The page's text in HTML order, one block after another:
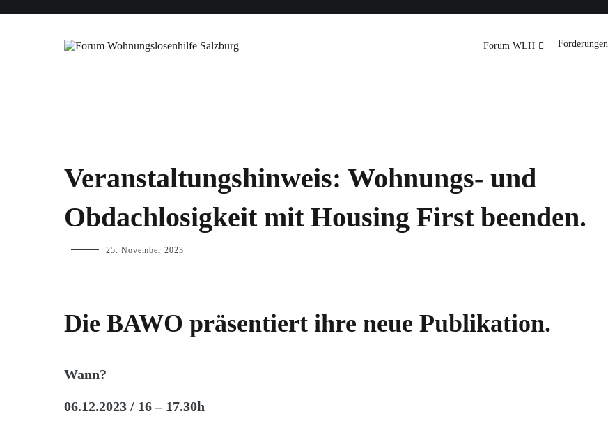
Inhalt
Forum WLH Forderungen
Forum WLH Forderungen Blog Veranstaltungen Downloads International
,
VERANSTALTUNGEN
Veranstaltungshinweis: Wohnungs- und
Obdachlosigkeit mit Housing First beenden.
p.geschwendtner25. November 2023
Die BAWO präsentiert ihre neue Publikation.
Wann?
06.12.2023 / 16 – 17.30h